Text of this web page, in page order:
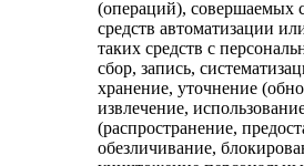
(операций), совершаемых
средств автоматизации
таких средств с
сбор, запись,
хранение, уточнение
извлечение,
(распространение,
обезличивание,